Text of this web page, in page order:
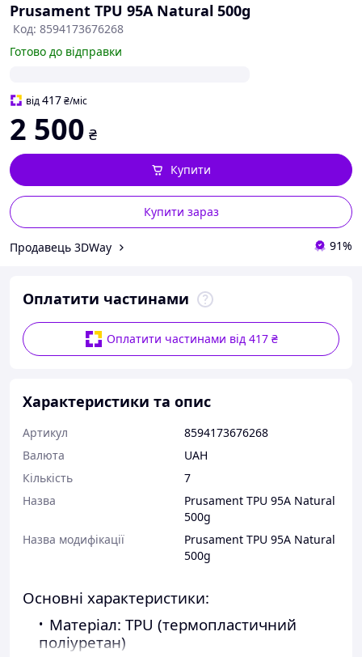
Prusament TPU 95A Natural 500g
Код: 8594173676268
Готово до відправки
від417₴/міс
2 500 ₴
Купити зараз
Купити
Продавець 3DWay 91%
Оплатити частинами
Оплатити частинами від 417 ₴
Характеристики та опис
Артикул
8594173676268
Валюта
UAH
Кількість
7
Назва
Prusament TPU 95A Natural
500g
Назва модифікації
Prusament TPU 95A Natural
500g
Основні характеристики:
Матеріал: TPU (термопластичний
поліуретан)